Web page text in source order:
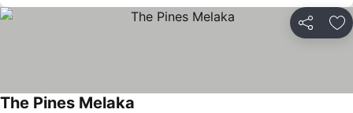
Bagikan
The Pines Melaka